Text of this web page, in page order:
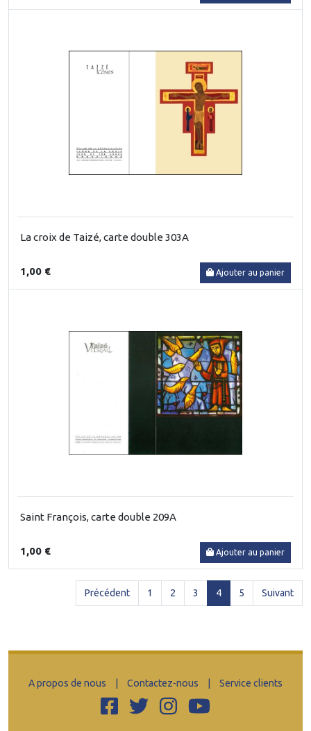
La croix de Taizé, carte double 303A
1,00 € Ajouter au panier
Saint François, carte double 209A
1,00 € Ajouter au panier
Précédent 1 2 3 4(current)
5 Suivant
A propos de nous Contactez-nous Service clients